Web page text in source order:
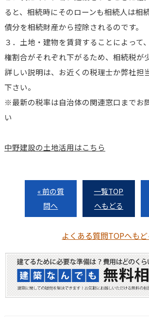
ると、相続時にそのローンも相続人は相
債分を相続財産から控除されるのです。
３．土地・建物を賃貸することによって
権割合がそれぞれ下がるため、相続税が
詳しい説明は、お近くの税理士か弊社担
下さい。
※最新の税率は自治体の関連窓口までお
い
中野建設の土地活用はこちら
« 前の質
問へ
一覧TOP
へもどる
よくある質問TOPへもど